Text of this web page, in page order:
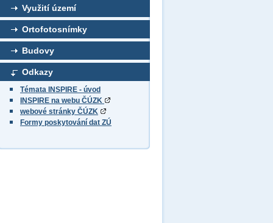
Využití území
Ortofotosnímky
Budovy
Odkazy
Témata INSPIRE - úvod
INSPIRE na webu ČÚZK
webové stránky ČÚZK
Formy poskytování dat ZÚ